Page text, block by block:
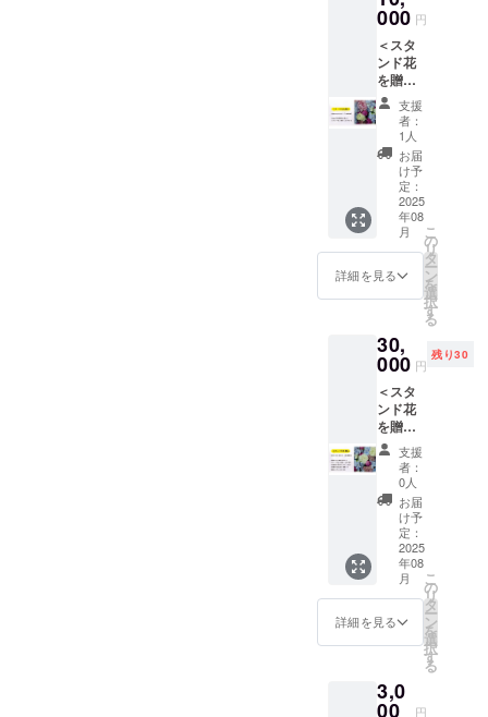
トをご
購入く
ださ
い） ・
Peeba
FESの
第三部
「ラン
ウェイ
フェ
ス」に
は参加
できま
せん
チケッ
トをご
い） ・
会場の
クラウ
ドファ
ンディ
ング支
援者用
の受付
窓口で
支援画
面と支
援者名
をご提
示くだ
さい ・
本人以
外のチ
利用は
ご遠慮
（別の
トをご
購入く
ださ
い） ・
会場の
クラウ
ドファ
ンディ
ング支
援者用
の受付
窓口で
面と支
援者名
さい ・
支援者
本人以
外のチ
ケット
利用は
ご遠慮
くださ
い ・イ
ベント
中のマ
ナーや
禁止事
項に違
反する
制退席
になる
す
募者も
別途募
集して
いま
す。 興
味のあ
る方は
運営ま
でご連
絡くだ
さい。
■ 注意
事項 ・
Peeba
FESの
第一部
ス」に
は参加
せん
（別の
チケッ
トをご
購入く
ださ
い） ・
Peeba
FESの
第二部
「アイ
ドル
ス」に
は参加
（別の
チケッ
出演者
（一
部） ・
鳥取美
少女図
鑑モデ
ル ・
etc（50
名以
上） ■
通常チ
ケット
価格 当
日券 各
2,500円
（前売
クラウ
ドファ
ンディ
ング終
了後に
チケッ
トサイ
トや会
場など
で前売
券およ
び当日
券を販
売する
ことが
ありま
す
━━━
■ 注意
演予定
（12:00
開場）
出演グ
ルー
プ：
SEA
BLOOM
、
VEGAR
IO、
Lydian
Siroop
morphi
ng×mor
phing、
KLAIRE
▼ ラン
ウェイ
フェス
（第三
部） ・
会
場 ：
同会場
・開催
日：
2025年
8月23日
(土) ・
間 ：
17:30開
演～
19:30終
開場）
出演者
い。 ・
会
場 ：
とりぎ
ん文化
会館
小ホー
ル ・開
催日：
2025年
8月23日
(土) ・
間 ：
12:30開
演～
14:30終
演予定
開場）
出演グ
ループ
（山陰
に縁の
ある5組
のアイ
ドル）
・SEA
BLOOM
VEGAR
IO ・
Lydian
Siroop
・
morphi
ng×mor
phing
KLAIRE
(大阪)
のモデ
ルや、
アイド
ルフェ
ス参加
グルー
プメン
バー、
一般応
募の参
加者な
ど、総
勢50名
以上が
参加す
るラン
ウェイ
ウォー
です。
誰もが
参加し
て輝け
る舞台
で、
Peeba
FESの
フィ
ナーレ
を大人
数で彩
りま
す。 ・
場 ：
とりぎ
ん文化
会館
ル ・開
催日：
と文字
サイズ
も小さ
くなる
ことを
ご留意
くださ
い。 ・
掲示場
所：イ
ベント
会場
（とり
ぎん文
小ホー
ル）の
近 ・掲
示期
間：
Peeba
FES当
日
（2025
年8月22
日〜8月
23日）
■ 補足
事項 ・
上乗せ
支援も
大歓迎
です ・
イベン
ト当日
に参加
い人で
も応援
a20th記
子」に
エール
内容掲
載 ・
「Peeb
a20th記
念冊
子」1冊
・お礼
のメー
エール
掲示に
ついて
「備考
欄」に
ご記入
くださ
い ・宛
名（推
しの出
演者な
ど） ・
応援
メッ
セージ
（128字
以内/句
読点含
支援者
名
ドに掲
載する
大歓迎
更に、
応援す
る対象
の方を
「Peeb
a20th記
念冊
子」内
に1/4P
分の特
集記事
として
ること
ができ
指名
権）が
ついて
いま
す。 ※
指名＝
応援
メッ
セージ
の宛先
対象と
なりま
す。 ＜
リター
ン内容
援メッ
セージ
ド掲載
「Peeb
a20th記
念冊
子」に
も掲載
するこ
とがで
きるリ
ターン
す。！
推しの
出演者
宛でも
OK！運
営ス
ントも
大歓迎
更に、
応援す
る対象
の方を
「Peeb
a20th記
念冊
子」内
に1/2P
分の特
集記事
として
ること
ができ
指名
権）が
す。 支
援時に
備考欄
に書い
ていた
だいた
応援
メッ
セージ
を会場
に設置
した
「エー
ルボー
ド」に
掲示さ
内容を
「Peeb
a20th記
念冊
子」に
も掲載
するこ
とがで
きるリ
ターン
す。！
推しの
出演者
宛でも
OK！運
営ス
ントも
大歓迎
「Peeb
a20th記
念冊
子」応
援者2P
分掲載
＋裏表
紙モデ
ル指名
Peeba
FESの
全日程
の出演
者に対
して
ジ」を
贈るこ
とがで
きま
す。 支
援時に
備考欄
に書い
ていた
だいた
応援
メッ
セージ
を会場
に設置
した
「エー
せて頂
き、
000 円
＜スタ
ンド花
を贈る
＞
Peeba
FESを
彩ろう
【 連名
掲載 】
Peeba
FES開
催のお
祝いに
「スタ
ンド
花」を
とがで
きるリ
ターン
です。
主催者
側で用
意した
スタン
ド花に
支援者
のお名
前を＜
連名＞
で掲載
させて
いただ
きま
スタン
ド花を
支援
者：
1人
お届
け予
定：
2025
年08
月
詳細を見る
こ
の
リ
タ
ー
ン
を
選
択
す
る
30,
000 円
残り30
＜スタ
ンド花
を贈る
＞
Peeba
FESを
彩ろう
【 単独
掲載 】
Peeba
FES開
催のお
祝いに
「スタ
ンド
花」を
とがで
きるリ
支援
者：
0人
お届
け予
定：
2025
年08
月
詳細を見る
こ
の
リ
タ
ー
ン
を
選
択
す
る
3,0
00 円